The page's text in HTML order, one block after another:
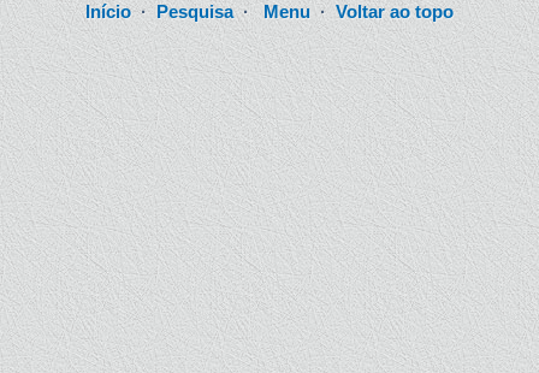
Início· Pesquisa·Menu · Voltar ao topo